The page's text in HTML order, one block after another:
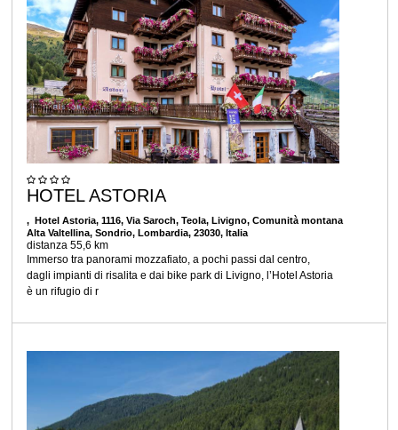
HOTEL ASTORIA
, Hotel Astoria, 1116, Via Saroch, Teola, Livigno, Comunità montana
Alta Valtellina, Sondrio, Lombardia, 23030, Italia
distanza 55,6 km
Immerso tra panorami mozzafiato, a pochi passi dal centro,
dagli impianti di risalita e dai bike park di Livigno, l’Hotel Astoria
è un rifugio di r